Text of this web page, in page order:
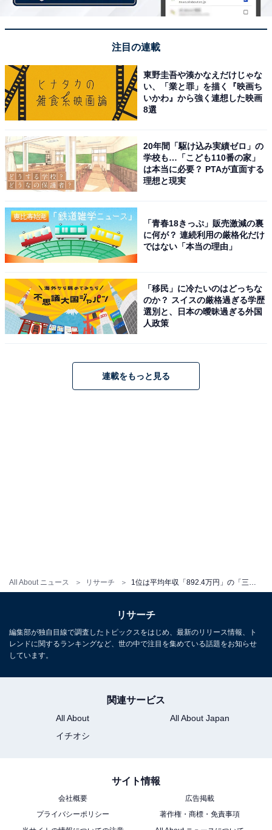
All About ニュース リサーチ 1位は平均年収「892.4万円」の「三菱UFJ信託銀行」。金融業界の平均年収ランキング、2位は？
注目の連載
東野圭吾や湊かなえだけじゃな
い、「業と罪」を描く『映画ち
いかわ』から強く連想した映画
8選
20年間「駆け込み実績ゼロ」の
学校も…「こども110番の家」
は本当に必要？ PTAが直面する
理想と現実
「青春18きっぷ」販売激減の裏
に何が？ 連続利用の厳格化だけ
ではない「本当の理由」
「移民」に冷たいのはどっちな
のか？ スイスの厳格過ぎる学歴
選別と、日本の曖昧過ぎる外国
人政策
連載をもっと見る
リサーチ
編集部が独自目線で調査したトピックスをはじめ、最新のリリース情報、ト
レンドに関するランキングなど、世の中で注目を集めている話題をお知らせ
しています。
関連サービス
All About
All About Japan
イチオシ
サイト情報
会社概要
広告掲載
プライバシーポリシー
著作権・商標・免責事項